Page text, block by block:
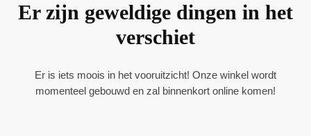
Er zijn geweldige dingen in het
verschiet
Er is iets moois in het vooruitzicht! Onze winkel wordt
momenteel gebouwd en zal binnenkort online komen!